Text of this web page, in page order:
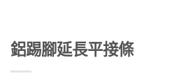
鋁踢腳延長平接條